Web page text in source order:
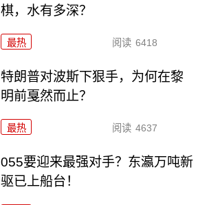
棋，水有多深？
最热 阅读 6418
特朗普对波斯下狠手，为何在黎
明前戛然而止？
最热 阅读 4637
055要迎来最强对手？东瀛万吨新
驱已上船台！